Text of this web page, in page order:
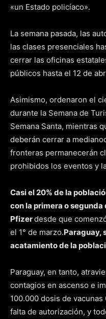
«un Estado policíaco».
La semana pasada, las
las clases presenciales
cerrar las oficinas
públicos hasta el 12 de
Asimismo, ordenaron el
durante la Semana de
Semana Santa, mientras
deberán cerrar a
fronteras permanecerán
prohibidos los eventos y
Casi el 20% de la
con la primera o segunda
Pfizerdesde que
el 1° de marzo.Paraguay,
acatamiento de la
Paraguay, en tanto,
contagios en ascenso e
100.000 dosis de
falta de autorización, y